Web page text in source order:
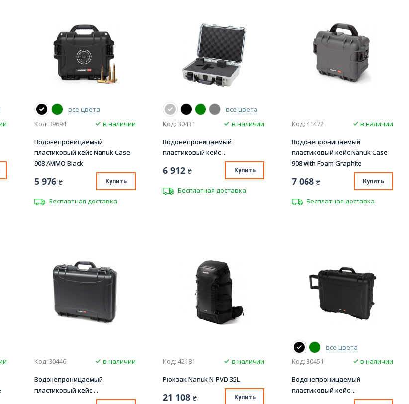
все цвета
Код: 39694
в наличии
Водонепроницаемый
пластиковый кейс Nanuk Case
908 AMMO Black
5 976 ₴ Купить
Бесплатная доставка
все цвета
Код: 30431
в наличии
Водонепроницаемый
пластиковый кейс ...
6 912 ₴ Купить
Бесплатная доставка
Код: 41472
в наличии
Водонепроницаемый
пластиковый кейс Nanuk Case
908 with Foam Graphite
7 068 ₴ Купить
Бесплатная доставка
Код: 30446
в наличии
Водонепроницаемый
пластиковый кейс ...
Код: 42181
в наличии
Рюкзак Nanuk N-PVD 35L
21 108 ₴ Купить
все цвета
Код: 30451
в наличии
Водонепроницаемый
пластиковый кейс ...